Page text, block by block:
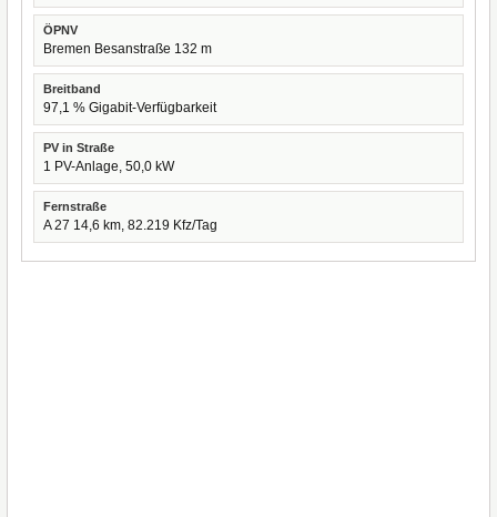
ÖPNV
Bremen Besanstraße 132 m
Breitband
97,1 % Gigabit-Verfügbarkeit
PV in Straße
1 PV-Anlage, 50,0 kW
Fernstraße
A 27 14,6 km, 82.219 Kfz/Tag